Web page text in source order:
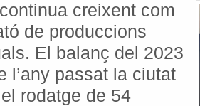
creixent com
de produccions
El balanç del 2023
l’any passat la ciutat
rodatge de 54